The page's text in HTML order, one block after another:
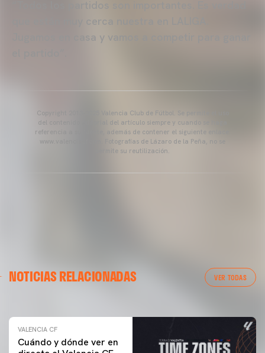
que están muy cerca nuestra en LALIGA.
Jugamos en casa y vamos a competir para ganar
Copyright 2013-2025 Valencia Club de Fútbol. Se permite el uso
del contenido editorial del artículo siempre y cuando se haga
referencia a su fuente, además de contener el siguiente enlace:
www.valenciacf.com. Fotografías de Lázaro de la Peña, no se
permite su reutilización.
NOTICIAS RELACIONADAS VER TODAS
ENTRENAMIENTO DEL VALENCIA CF 04/03/26
VALENCIA CF
Cuándo y dónde ver en